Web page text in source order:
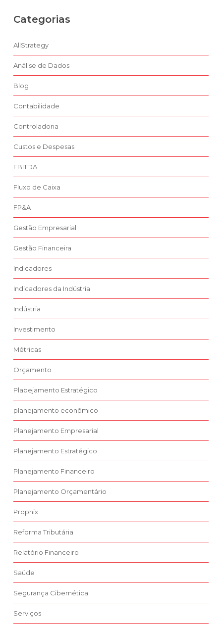
Categorias
AllStrategy
Análise de Dados
Blog
Contabilidade
Controladoria
Custos e Despesas
EBITDA
Fluxo de Caixa
FP&A
Gestão Empresarial
Gestão Financeira
Indicadores
Indicadores da Indústria
Indústria
Investimento
Métricas
Orçamento
Plabejamento Estratégico
planejamento econômico
Planejamento Empresarial
Planejamento Estratégico
Planejamento Financeiro
Planejamento Orçamentário
Prophix
Reforma Tributária
Relatório Financeiro
Saúde
Segurança Cibernética
Serviços